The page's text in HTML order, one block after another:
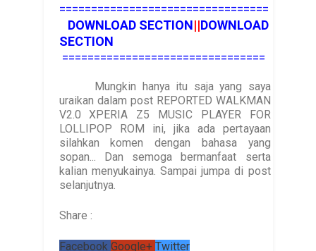
=================================
DOWNLOAD SECTION||DOWNLOAD
SECTION
================================
Mungkin hanya itu saja yang saya
uraikan dalam post REPORTED WALKMAN
V2.0 XPERIA Z5 MUSIC PLAYER FOR
LOLLIPOP ROM ini, jika ada pertayaan
silahkan komen dengan bahasa yang
sopan... Dan semoga bermanfaat serta
kalian menyukainya. Sampai jumpa di post
selanjutnya.
Share :
Facebook Google+ Twitter